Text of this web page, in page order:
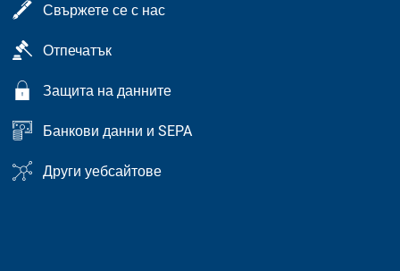
Свържете се с нас
Отпечатък
Защита на данните
Банкови данни и SEPA
Други уебсайтове